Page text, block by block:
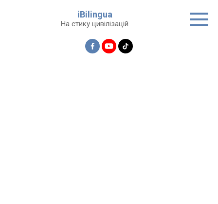
iBilingua
На стику цивілізацій